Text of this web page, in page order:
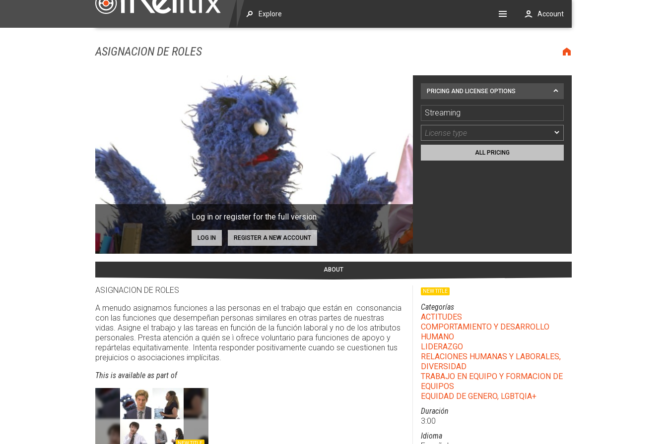
ASIGNACION DE ROLES
Log in or register for the full version
LOG IN REGISTER A NEW ACCOUNT
PRICING AND LICENSE OPTIONS
Streaming
ALL PRICING
ABOUT
ASIGNACION DE ROLES
A menudo asignamos funciones a las personas en el trabajo que están en consonancia
con las funciones que desempeñan personas similares en otras partes de nuestras
vidas. Asigne el trabajo y las tareas en función de la función laboral y no de los atributos
personales. Presta atención a quién se ì ofrece voluntario para funciones de apoyo y
repártelas equitativamente. Intenta responder positivamente cuando se cuestionen tus
prejuicios o asociaciones implícitas.
This is available as part of
NEW TITLE
Categorías
ACTITUDES
COMPORTAMIENTO Y DESARROLLO
HUMANO
LIDERAZGO
RELACIONES HUMANAS Y LABORALES,
DIVERSIDAD
TRABAJO EN EQUIPO Y FORMACION DE
EQUIPOS
EQUIDAD DE GENERO, LGBTQIA+
Duración
3:00
Idioma
Explore Account